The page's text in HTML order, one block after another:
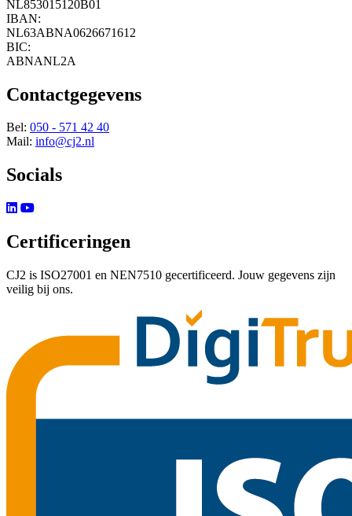
NL853015120B01
IBAN:
NL63ABNA0626671612
BIC:
ABNANL2A
Contactgegevens
Bel: 050 - 571 42 40
Mail: info@cj2.nl
Socials
Certificeringen
CJ2 is ISO27001 en NEN7510 gecertificeerd. Jouw gegevens zijn
veilig bij ons.